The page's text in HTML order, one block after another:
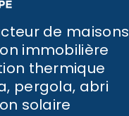
de maisons
immobilière
thermique
pergola, abri
solaire